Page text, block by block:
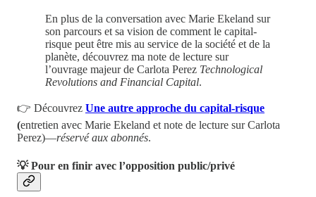
En plus de la conversation avec Marie Ekeland sur
son parcours et sa vision de comment le capital-
risque peut être mis au service de la société et de la
planète, découvrez ma note de lecture sur
l’ouvrage majeur de Carlota Perez Technological
Revolutions and Financial Capital.
👉 Découvrez Une autre approche du capital-risque
(entretien avec Marie Ekeland et note de lecture sur Carlota
Perez)—réservé aux abonnés.
💡 Pour en finir avec l’opposition public/privé